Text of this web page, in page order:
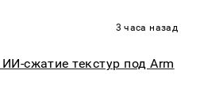
3 часа назад
сжатие текстур под Arm